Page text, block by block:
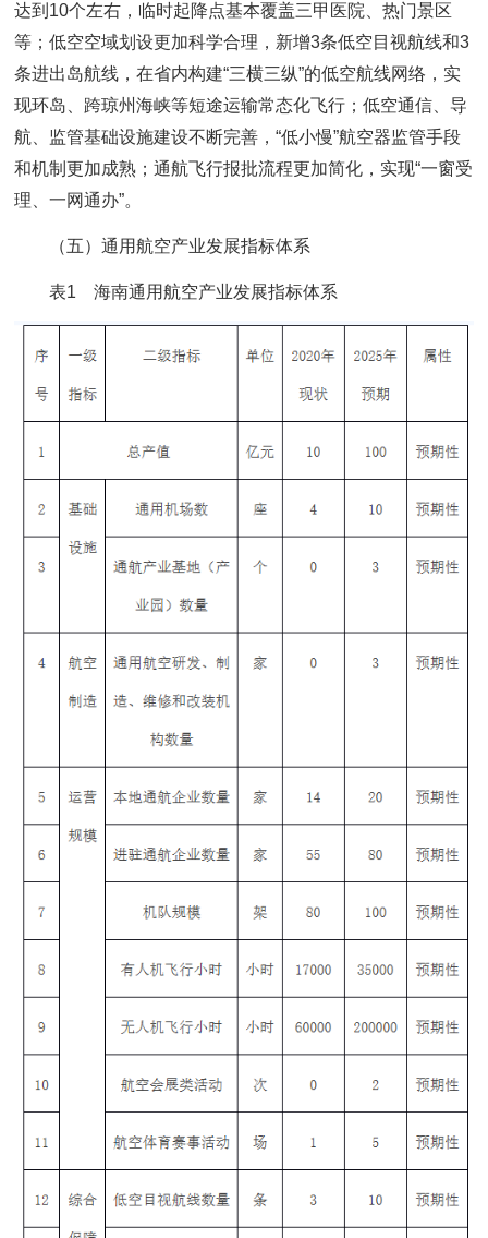
达到10个左右，临时起降点基本覆盖三甲医院、热门景区
等；低空空域划设更加科学合理，新增3条低空目视航线和3
条进出岛航线，在省内构建“三横三纵”的低空航线网络，实
现环岛、跨琼州海峡等短途运输常态化飞行；低空通信、导
航、监管基础设施建设不断完善，“低小慢”航空器监管手段
和机制更加成熟；通航飞行报批流程更加简化，实现“一窗受
理、一网通办”。
（五）通用航空产业发展指标体系
表1 海南通用航空产业发展指标体系